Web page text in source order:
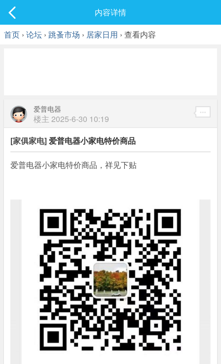
最新发表
内容详情
首页 › 论坛 › 跳蚤市场 › 居家日用 › 查看内容
爱普电器
楼主 2025-6-30 10:19
[家俱家电]爱普电器小家电特价商品
爱普电器小家电特价商品，祥见下贴